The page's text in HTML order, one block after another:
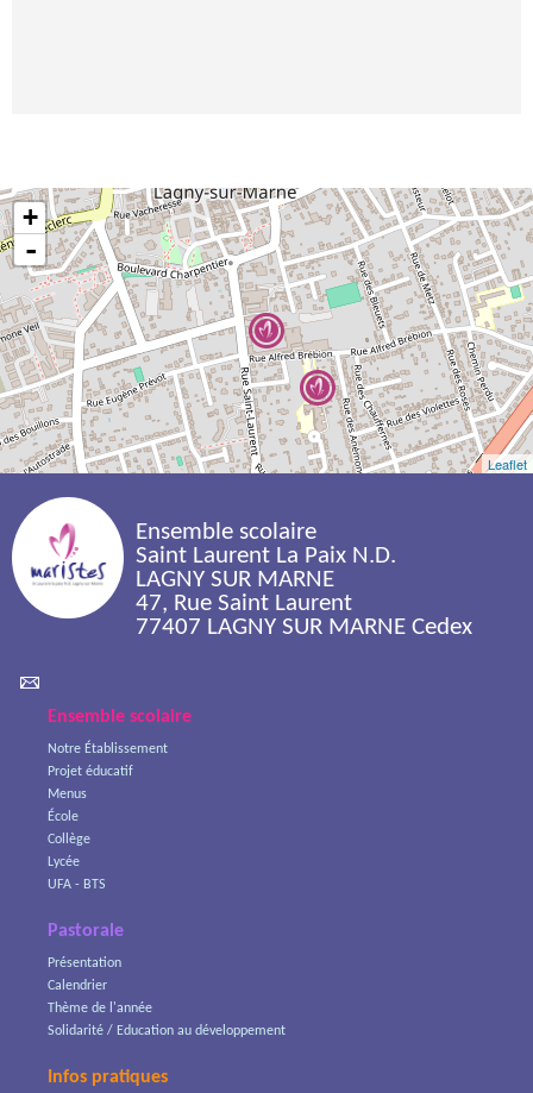
+
-
Leaflet
Ensemble scolaire
Saint Laurent La Paix N.D.
LAGNY SUR MARNE
47, Rue Saint Laurent
77407 LAGNY SUR MARNE Cedex
Ensemble scolaire
Notre Établissement
Projet éducatif
Menus
École
Collège
Lycée
UFA - BTS
Pastorale
Présentation
Calendrier
Thème de l'année
Solidarité / Education au développement
Infos pratiques